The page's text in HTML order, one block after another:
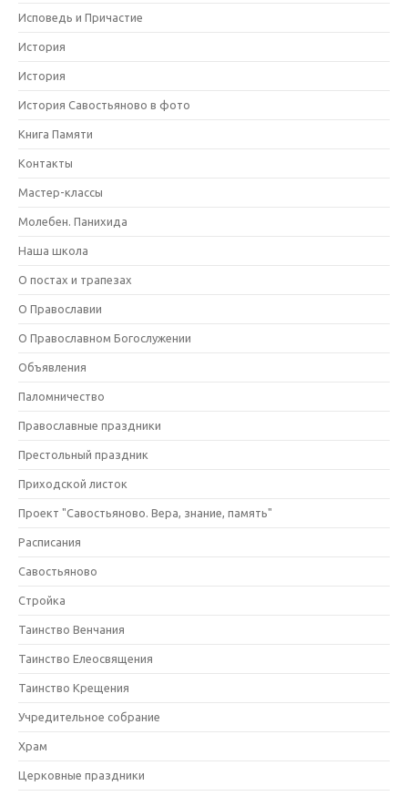
Исповедь и Причастие
История
История
История Савостьяново в фото
Книга Памяти
Контакты
Мастер-классы
Молебен. Панихида
Наша школа
О постах и трапезах
О Православии
О Православном Богослужении
Объявления
Паломничество
Православные праздники
Престольный праздник
Приходской листок
Проект "Савостьяново. Вера, знание, память"
Расписания
Савостьяново
Стройка
Таинство Венчания
Таинство Елеосвящения
Таинство Крещения
Учредительное собрание
Храм
Церковные праздники